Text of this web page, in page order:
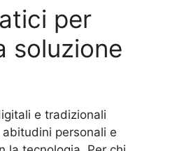
per
soluzione
e tradizionali
personali e